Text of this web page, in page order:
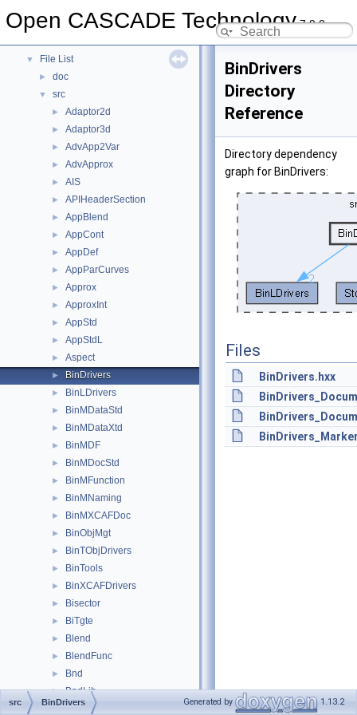
Open CASCADE Technology7.9.0
► Data Structures
▼ File List
► doc
▼ src
► Adaptor2d
► Adaptor3d
► AdvApp2Var
► AdvApprox
► AIS
► APIHeaderSection
► AppBlend
► AppCont
► AppDef
► AppParCurves
► Approx
► ApproxInt
► AppStd
► AppStdL
► Aspect
► BinDrivers
► BinLDrivers
► BinMDataStd
► BinMDataXtd
► BinMDF
► BinMDocStd
► BinMFunction
► BinMNaming
► BinMXCAFDoc
► BinObjMgt
► BinTObjDrivers
► BinTools
► BinXCAFDrivers
► Bisector
► BiTgte
► Blend
► BlendFunc
► Bnd
► BndLib
► BOPAlgo
BinDrivers
Directory
Reference
Directory dependency
graph for BinDrivers:
Files
BinDrivers.hxx
src BinDrivers Generated by 1.13.2